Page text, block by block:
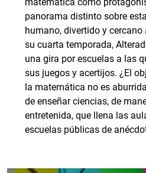
panorama distinto sobre
humano, divertido y
su cuarta temporada,
una gira por escuelas a las
sus juegos y acertijos. ¿El
la matemática no es
de enseñar ciencias, de
entretenida, que llena las
escuelas públicas de